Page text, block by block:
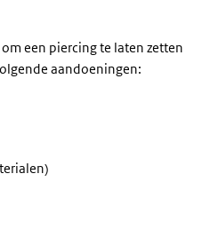
een piercing te laten zetten
aandoeningen: